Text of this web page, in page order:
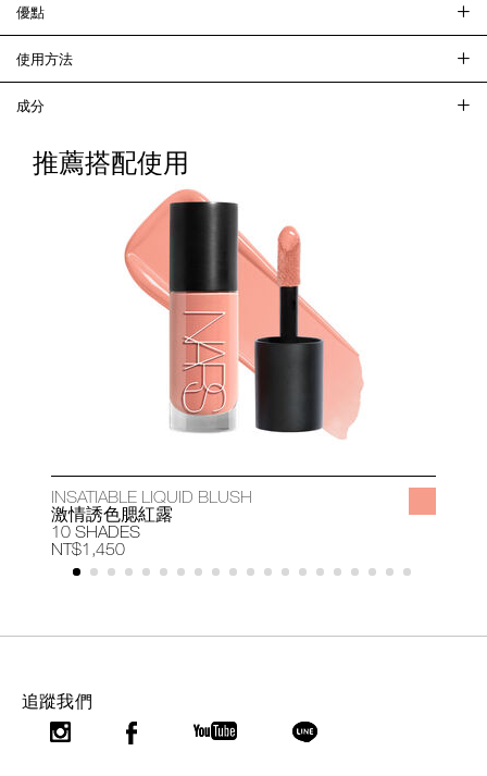
優點
使用方法
成分
推薦搭配使用
INSATIABLE LIQUID BLUSH
激情誘色腮紅露
10 SHADES
NT$1,450
追蹤我們